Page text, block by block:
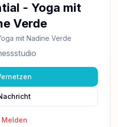
- Yoga mit
Verde
mit Nadine Verde
Melden